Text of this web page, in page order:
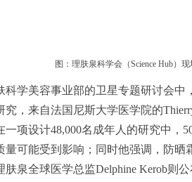
图：理肤泉科学会（Science Hub）现
科学美容事业部的卫星专题研讨会中
，来自法国尼斯大学医学院的
一项设计48,000名成年人的研究中，
量可能受到影响；同时他强调，防晒
肤泉全球医学总监Delphine Kerob则